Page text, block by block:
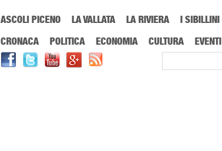
ASCOLI PICENO LA VALLATA LA RIVIERA I SIBILLINI
CRONACA
POLITICA ECONOMIA CULTURA EVENTI